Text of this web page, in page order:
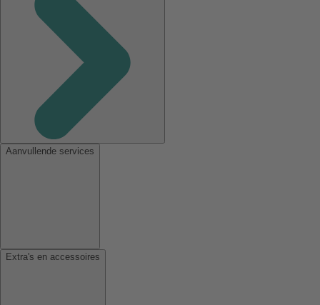
Aanvullende services
Extra's en accessoires